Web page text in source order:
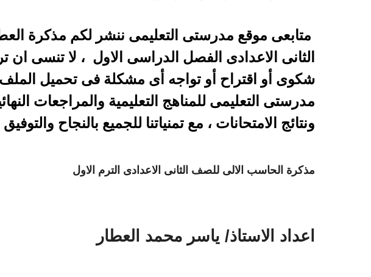
متابعى موقع مدرستى التعليمى ننشر لكم مذكرة
الثانى الاعدادى الفصل الدراسى الاول ، لا تنسى ان
شكوى أو اقتراح أو تواجه أى مشكلة فى تحميل
مدرستى التعليمى للمناهج التعليمية والمراجعات
ونتائج الامتحانات ، مع تمنياتنا للجميع بالنجاح والتوفيق
مذكرة الحاسب الالى للصف الثانى الاعدادى الترم الاول
اعداد الاستاذ/ ياسر محمد العطار